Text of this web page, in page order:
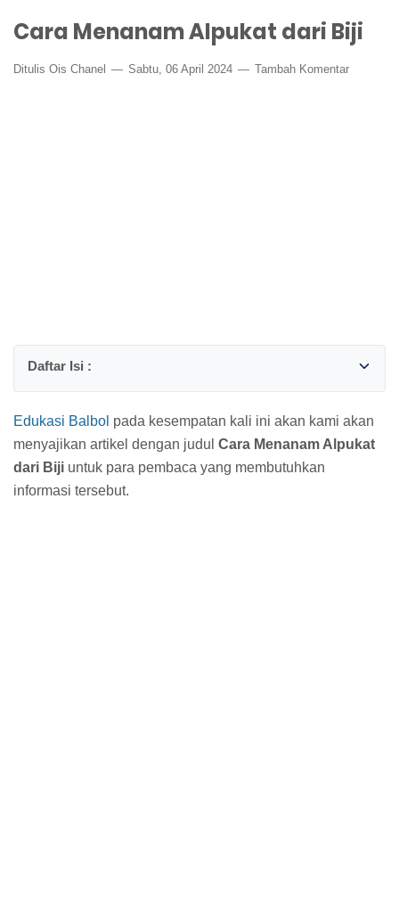
Cara Menanam Alpukat dari Biji
Ditulis Ois Chanel Sabtu, 06 April 2024 Tambah Komentar
Edukasi Balbol pada kesempatan kali ini akan kami akan
menyajikan artikel dengan judul Cara Menanam Alpukat
dari Biji untuk para pembaca yang membutuhkan
informasi tersebut.